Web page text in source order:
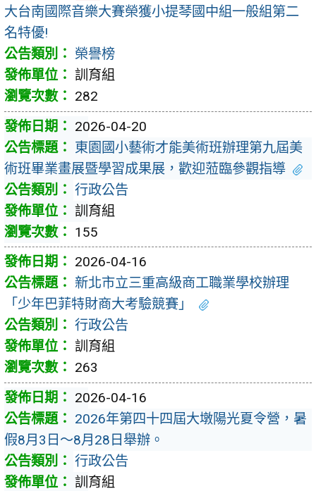
大台南國際音樂大賽榮獲小提琴國中組一般組第二
名特優!
榮譽榜
訓育組
282
2026-04-20
東園國小藝術才能美術班辦理第九屆美
術班畢業畫展暨學習成果展，歡迎蒞臨參觀指導
行政公告
訓育組
155
2026-04-16
新北市立三重高級商工職業學校辦理
「少年巴菲特財商大考驗競賽」
行政公告
訓育組
263
2026-04-16
2026年第四十四屆大墩陽光夏令營，暑
假8月3日～8月28日舉辦。
行政公告
訓育組